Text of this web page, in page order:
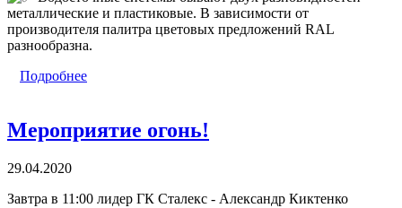
металлические и пластиковые. В зависимости от
производителя палитра цветовых предложений RAL
разнообразна.
Подробнее
Мероприятие огонь!
29.04.2020
Завтра в 11:00 лидер ГК Сталекс - Александр Киктенко